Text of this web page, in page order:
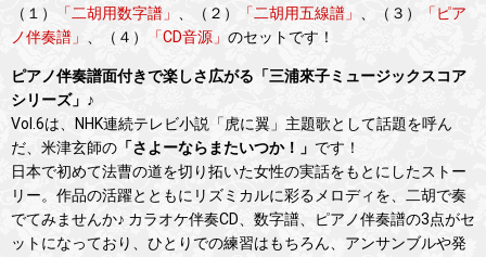
（１）
「二胡用数字譜」 、（２） 「二胡用五線譜」 、（３）
「ピア
ノ伴奏譜」
、（４） 「CD音源」 のセットです！
ピアノ伴奏譜面付きで楽しさ広がる「三浦來子ミュージックスコア
シリーズ」♪
Vol.6は、NHK連続テレビ小説「虎に翼」主題歌として話題を呼ん
だ、米津玄師の 「さよーならまたいつか！」 です！
日本で初めて法曹の道を切り拓いた女性の実話をもとにしたストー
リー。作品の活躍とともにリズミカルに彩るメロディを、二胡で奏
でてみませんか♪ カラオケ伴奏CD、数字譜、ピアノ伴奏譜の3点がセ
ットになっており、ひとりでの練習はもちろん、アンサンブルや発